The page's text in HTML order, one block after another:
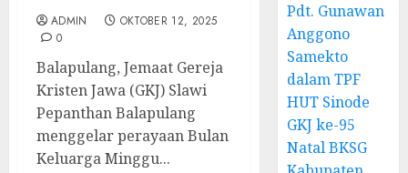
ADMIN
OKTOBER 12, 2025
0
Balapulang, Jemaat Gereja
Kristen Jawa (GKJ) Slawi
Pepanthan Balapulang
menggelar perayaan Bulan
Keluarga Minggu...
Pdt. Gunawan
Anggono
Samekto
dalam TPF
HUT Sinode
GKJ ke-95
Natal BKSG